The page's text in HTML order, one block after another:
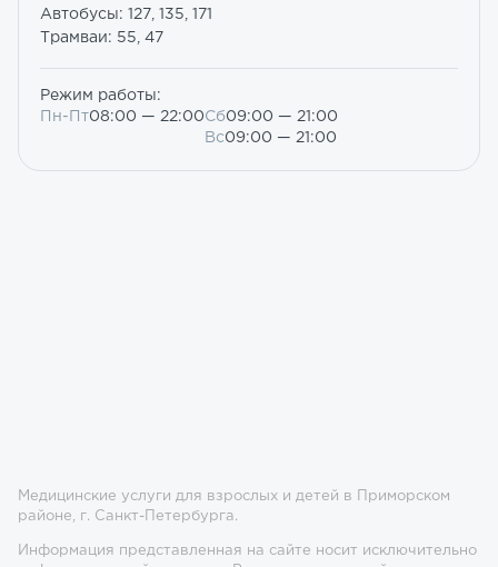
Автобусы: 127, 135, 171
Трамваи: 55, 47
Режим работы:
Пн-Пт08:00 — 22:00Сб09:00 — 21:00
Вс09:00 — 21:00
Медицинские услуги для взрослых и детей в Приморском
районе, г. Санкт-Петербурга.
Информация представленная на сайте носит исключительно